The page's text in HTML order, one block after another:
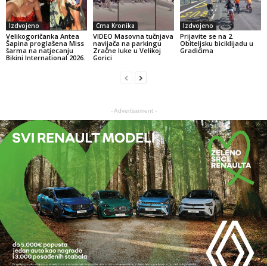
Izdvojeno
Velikogoričanka Antea
Šapina proglašena Miss
šarma na natjecanju
Bikini International 2026.
Crna Kronika
VIDEO Masovna tučnjava
navijača na parkingu
Zračne luke u Velikoj
Gorici
Izdvojeno
Prijavite se na 2.
Obiteljsku biciklijadu u
Gradićima
- Advertisement -